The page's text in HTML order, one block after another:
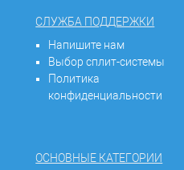
СЛУЖБА ПОДДЕРЖКИ
Напишите нам
Выбор сплит-системы
Политика
конфиденциальности
ОСНОВНЫЕ КАТЕГОРИИ